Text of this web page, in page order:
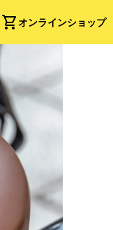
shopping_cartオンラインショップ